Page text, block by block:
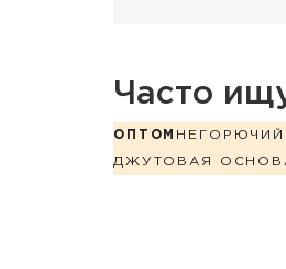
Часто
ОПТОМ
ДЖУТОВАЯ